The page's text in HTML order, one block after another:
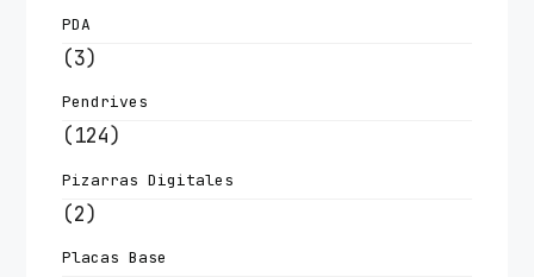
PDA
(3)
Pendrives
(124)
Pizarras Digitales
(2)
Placas Base